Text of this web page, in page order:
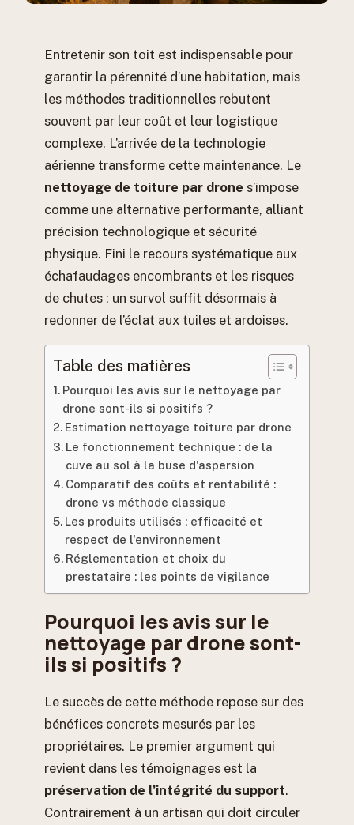
Entretenir son toit est indispensable pour
garantir la pérennité d’une habitation, mais
les méthodes traditionnelles rebutent
souvent par leur coût et leur logistique
complexe. L’arrivée de la technologie
aérienne transforme cette maintenance. Le
nettoyage de toiture par drone s’impose
comme une alternative performante, alliant
précision technologique et sécurité
physique. Fini le recours systématique aux
échafaudages encombrants et les risques
de chutes : un survol suffit désormais à
redonner de l’éclat aux tuiles et ardoises.
Table des matières
Pourquoi les avis sur le nettoyage par
drone sont-ils si positifs ?
Estimation nettoyage toiture par drone
Le fonctionnement technique : de la
cuve au sol à la buse d'aspersion
Comparatif des coûts et rentabilité :
drone vs méthode classique
Les produits utilisés : efficacité et
respect de l'environnement
Réglementation et choix du
prestataire : les points de vigilance
Pourquoi les avis sur le
nettoyage par drone sont-
ils si positifs ?
Le succès de cette méthode repose sur des
bénéfices concrets mesurés par les
propriétaires. Le premier argument qui
revient dans les témoignages est la
préservation de l’intégrité du support.
Contrairement à un artisan qui doit circuler